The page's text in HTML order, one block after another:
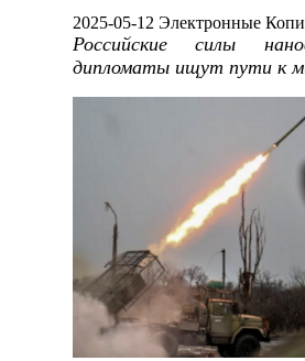
2025-05-12 Электронные
Российские силы
дипломаты ищут пути к